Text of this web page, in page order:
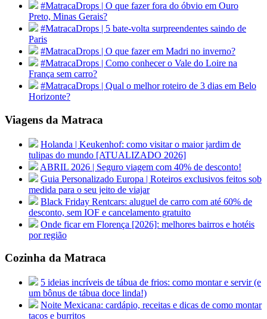
#MatracaDrops | O que fazer fora do óbvio em Ouro
Preto, Minas Gerais?
#MatracaDrops | 5 bate-volta surpreendentes saindo de
Paris
#MatracaDrops | O que fazer em Madri no inverno?
#MatracaDrops | Como conhecer o Vale do Loire na
França sem carro?
#MatracaDrops | Qual o melhor roteiro de 3 dias em Belo
Horizonte?
Viagens da Matraca
Holanda | Keukenhof: como visitar o maior jardim de
tulipas do mundo [ATUALIZADO 2026]
ABRIL 2026 | Seguro viagem com 40% de desconto!
Guia Personalizado Europa | Roteiros exclusivos feitos sob
medida para o seu jeito de viajar
Black Friday Rentcars: aluguel de carro com até 60% de
desconto, sem IOF e cancelamento gratuito
Onde ficar em Florença [2026]: melhores bairros e hotéis
por região
Cozinha da Matraca
5 ideias incríveis de tábua de frios: como montar e servir (e
um bônus de tábua doce linda!)
Noite Mexicana: cardápio, receitas e dicas de como montar
tacos e burritos